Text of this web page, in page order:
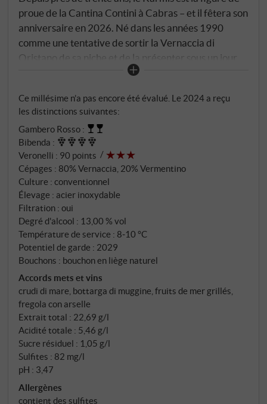
proue de la Cantina Contini à Cabras – et il fêtera son
anniversaire en 2026. Né dans les années 1990
comme une tentative de sortir la Vernaccia di
Oristano de sa niche et de la présenter sous un jour
moderne et plus accessible, il est depuis devenu
présent dans un même verre. Les raisins proviennent
de trois terroirs différents de la péninsule du Sinis et
de ses environs : les alluvions sablo-argileuses de la
Valle del Tirso, les sols sablonneux du Sinis proches
de la côte et les sols volcaniques des Terre di
Ossidiana sur le Monte Arci – jusqu'à 200 mètres
d'altitude. Vernaccia di Oristano et Vermentino,
Spalliera et Alberello, climat méditerranéen avec
des étés chauds et venteux et peu de précipitations.
Pressurage doux, fermentation à température
contrôlée dans l'acier, bâtonnage périodique – puis la
bouteille. Un vin qui sait gérer le temps.
Ce millésime n’a pas encore été évalué. Le 2024 a reçu
les distinctions suivantes:
Gambero Rosso :
Bibenda :
Veronelli : 90 points
Cépages : 80% Vernaccia, 20% Vermentino
Culture : conventionnel
Élevage : acier inoxydable
Filtration : oui
Degré d'alcool : 13,00 % vol
Température de service : 8‑10 °C
Potentiel de garde : 2029
Bouchons : bouchon en liège naturel
Accords mets et vins
crudi di mare, bottarga di muggine, fruits de mer grillés,
fregola con arselle
Extrait total : 22,69 g/l
Acidité totale : 5,46 g/l
Sucre résiduel : 1,05 g/l
Sulfites : 82 mg/l
pH : 3,47
Allergènes
contient des sulfites